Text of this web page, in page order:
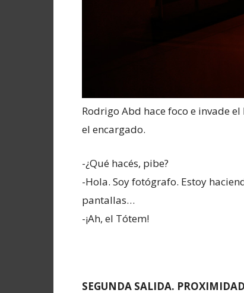
Rodrigo Abd hace foco e invade
el encargado.
-¿Qué hacés, pibe?
-Hola. Soy fotógrafo. Estoy
pantallas…
-¡Ah, el Tótem!
SEGUNDA SALIDA.